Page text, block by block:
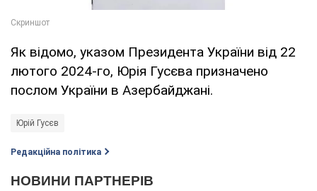
Як відомо, указом Президента України від 22
лютого 2024-го, Юрія Гусєва призначено
послом України в Азербайджані.
Юрій Гусєв
Редакційна політика